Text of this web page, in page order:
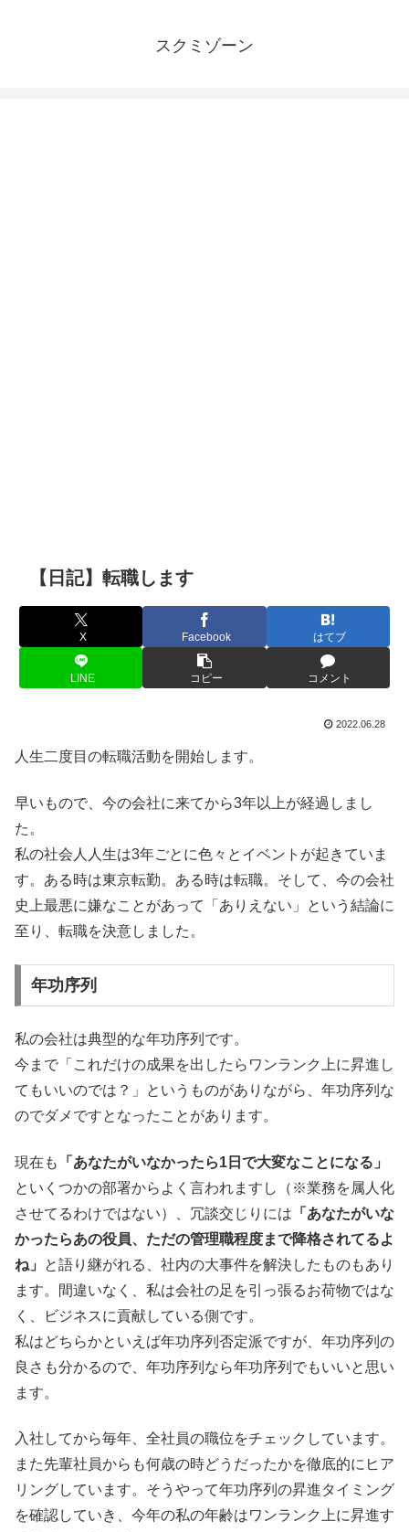
スクミゾーン
【日記】転職します
X Facebook はてブ
LINE コピー コメント
2022.06.28
人生二度目の転職活動を開始します。
早いもので、今の会社に来てから3年以上が経過しまし
た。
私の社会人人生は3年ごとに色々とイベントが起きていま
す。ある時は東京転勤。ある時は転職。そして、今の会社
史上最悪に嫌なことがあって「ありえない」という結論に
至り、転職を決意しました。
年功序列
私の会社は典型的な年功序列です。
今まで「これだけの成果を出したらワンランク上に昇進し
てもいいのでは？」というものがありながら、年功序列な
のでダメですとなったことがあります。
現在も
「あなたがいなかったら1日で大変なことになる」
といくつかの部署からよく言われますし（※業務を属人化
させてるわけではない）、冗談交じりには 「あなたがいな
かったらあの役員、ただの管理職程度まで降格されてるよ
ね」
と語り継がれる、社内の大事件を解決したものもあり
ます。間違いなく、私は会社の足を引っ張るお荷物ではな
く、ビジネスに貢献している側です。
私はどちらかといえば年功序列否定派ですが、年功序列の
良さも分かるので、年功序列なら年功序列でもいいと思い
ます。
入社してから毎年、全社員の職位をチェックしています。
また先輩社員からも何歳の時どうだったかを徹底的にヒア
リングしています。そうやって年功序列の昇進タイミング
を確認していき、今年の私の年齢はワンランク上に昇進す